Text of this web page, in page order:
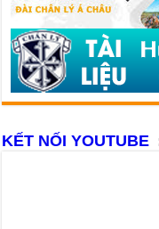
KẾT NỐI YOUTUBE